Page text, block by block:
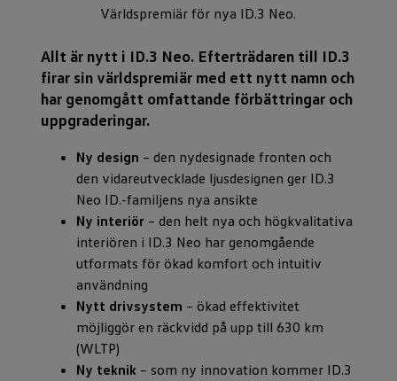
Världspremiär för nya ID.3 Neo.
Allt är nytt i ID.3 Neo. Efterträdaren till ID.3
firar sin världspremiär med ett nytt namn och
har genomgått omfattande förbättringar och
uppgraderingar.
Ny design – den nydesignade fronten och
den vidareutvecklade ljusdesignen ger ID.3
Neo ID.-familjens nya ansikte
Ny interiör– den helt nya och högkvalitativa
interiören i ID.3 Neo har genomgående
utformats för ökad komfort och intuitiv
användning
Nytt drivsystem – ökad effektivitet
möjliggör en räckvidd på upp till 630 km
(WLTP)
Ny teknik– som ny innovation kommer ID.3